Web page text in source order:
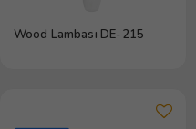
Wood Lambası DE-215